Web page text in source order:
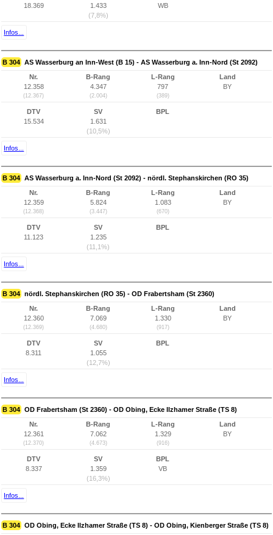
18.369
1.433
(7,8%)
WB
Infos...
B 304 AS Wasserburg an Inn-West (B 15) - AS Wasserburg a. Inn-Nord (St 2092)
Nr.
12.358
(12.367)
B-Rang
4.347
(2.004)
L-Rang
797
(389)
Land
BY
DTV
15.534
SV
1.631
(10,5%)
BPL
Infos...
B 304 AS Wasserburg a. Inn-Nord (St 2092) - nördl. Stephanskirchen (RO 35)
Nr.
12.359
(12.368)
B-Rang
5.824
(3.447)
L-Rang
1.083
(670)
Land
BY
DTV
11.123
SV
1.235
(11,1%)
BPL
Infos...
B 304 nördl. Stephanskirchen (RO 35) - OD Frabertsham (St 2360)
Nr.
12.360
(12.369)
B-Rang
7.069
(4.680)
L-Rang
1.330
(917)
Land
BY
DTV
8.311
SV
1.055
(12,7%)
BPL
Infos...
B 304 OD Frabertsham (St 2360) - OD Obing, Ecke Ilzhamer Straße (TS 8)
Nr.
12.361
(12.370)
B-Rang
7.062
(4.673)
L-Rang
1.329
(916)
Land
BY
DTV
8.337
SV
1.359
(16,3%)
BPL
VB
Infos...
B 304 OD Obing, Ecke Ilzhamer Straße (TS 8) - OD Obing, Kienberger Straße (TS 8)